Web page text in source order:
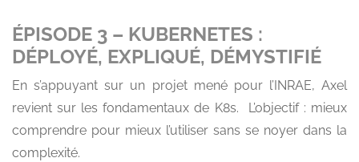
ÉPISODE 3 – KUBERNETES :
DÉPLOYÉ, EXPLIQUÉ, DÉMYSTIFIÉ
En s’appuyant sur un projet mené pour l’INRAE, Axel
revient sur les fondamentaux de K8s. L’objectif : mieux
comprendre pour mieux l’utiliser sans se noyer dans la
complexité.